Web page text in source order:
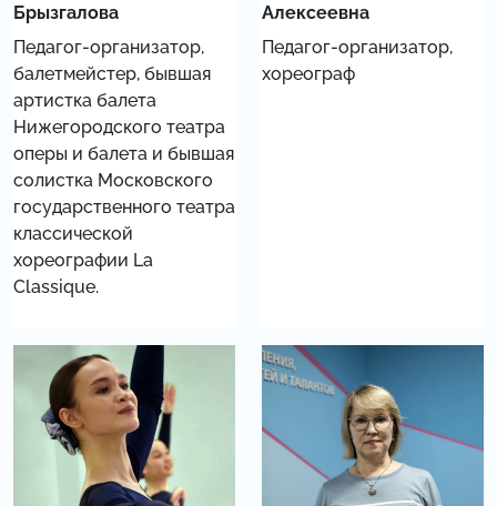
Брызгалова
Педагог-организатор,
балетмейстер, бывшая
артистка балета
Нижегородского театра
оперы и балета и бывшая
солистка Московского
государственного театра
классической
хореографии La
Classique.
Алексеевна
Педагог-организатор,
хореограф